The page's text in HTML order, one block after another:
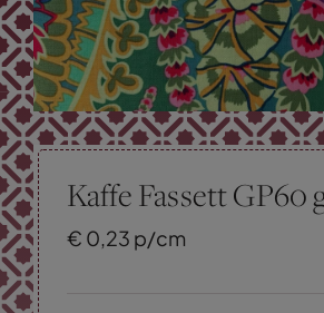
Kaffe Fassett GP60
€ 0,23 p/cm